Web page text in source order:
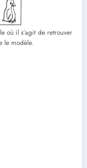
où il s’agit de retrouver
le modèle.